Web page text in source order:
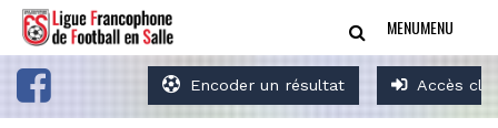
Encoder un résultat Accès
MENUMENU